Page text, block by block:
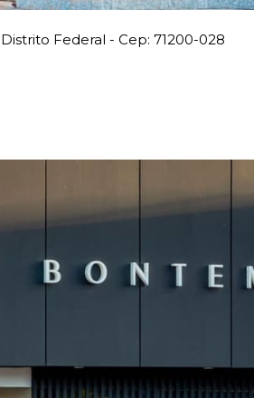
Federal - Cep: 71200-028